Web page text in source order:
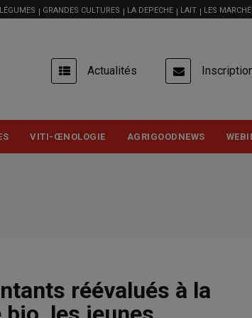
GRANDES CULTURES LA DEPECHE LAIT LES
USER
ACCOUNT
MENU
Actualités
VITI-ŒNOLOGIE AGRIGOODNEWS
réévalués à la